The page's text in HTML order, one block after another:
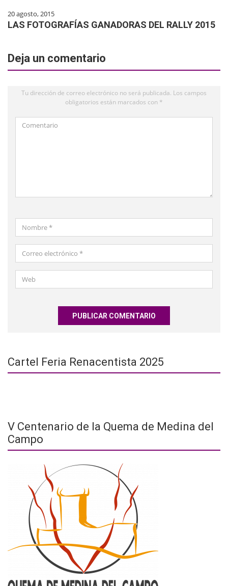
20 agosto, 2015
LAS FOTOGRAFÍAS GANADORAS DEL RALLY 2015
Deja un comentario
Tu dirección de correo electrónico no será publicada. Los campos
obligatorios están marcados con *
Comentario
Nombre
*
Correo
electrónico
*Web
Cartel Feria Renacentista 2025
V Centenario de la Quema de Medina del
Campo